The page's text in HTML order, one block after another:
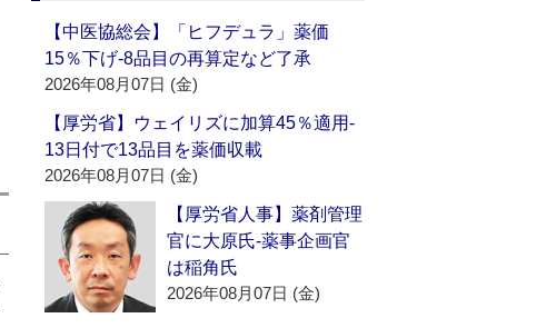
【中医協総会】「ヒフデュラ」薬価
15％下げ‐8品目の再算定など了承
2026年08月07日 (金)
【厚労省】ウェイリズに加算45％適用‐
13日付で13品目を薬価収載
2026年08月07日 (金)
【厚労省人事】薬剤管理
官に大原氏‐薬事企画官
は稲角氏
2026年08月07日 (金)